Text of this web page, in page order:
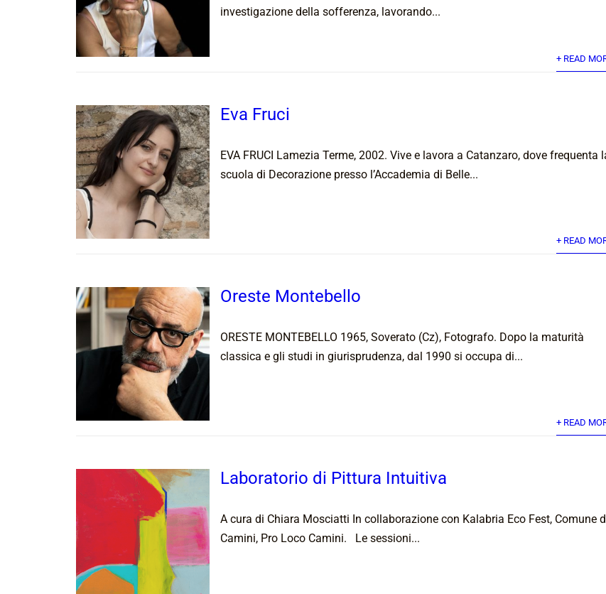
investigazione della sofferenza, lavorando...
+ READ
Eva Fruci
EVA FRUCI Lamezia Terme, 2002. Vive e lavora a Catanzaro, dove frequenta
scuola di Decorazione presso l’Accademia di Belle...
+ READ
Oreste Montebello
ORESTE MONTEBELLO 1965, Soverato (Cz), Fotografo. Dopo la maturità
classica e gli studi in giurisprudenza, dal 1990 si occupa di...
+ READ
Laboratorio di Pittura Intuitiva
A cura di Chiara Mosciatti In collaborazione con Kalabria Eco Fest, Comune
Camini, Pro Loco Camini. Le sessioni...